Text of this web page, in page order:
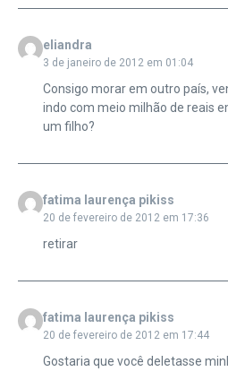
eliandra
3 de janeiro de 2012 em 01:04
Consigo morar em outro país,
indo com meio milhão de reais
um filho?
fatima laurença pikiss
20 de fevereiro de 2012 em 17:36
retirar
fatima laurença pikiss
20 de fevereiro de 2012 em 17:44
Gostaria que você deletasse